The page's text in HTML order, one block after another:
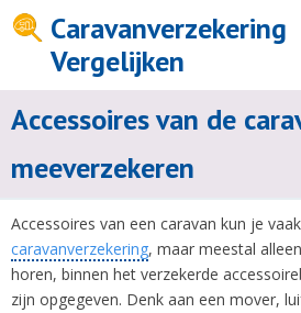
Caravanverzekering
Vergelijken
Accessoires van de
meeverzekeren
Accessoires van een caravan kun je
caravanverzekering, maar meestal
horen, binnen het verzekerde
zijn opgegeven. Denk aan een mover,